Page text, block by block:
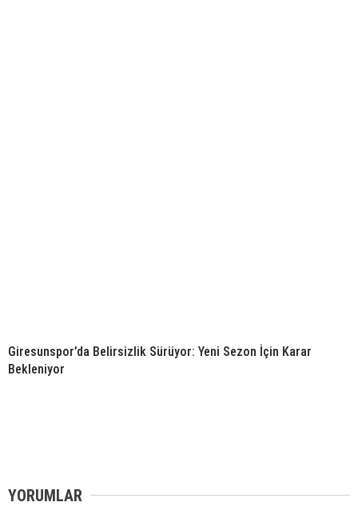
Giresunspor’da Belirsizlik Sürüyor: Yeni Sezon İçin Karar
Bekleniyor
YORUMLAR